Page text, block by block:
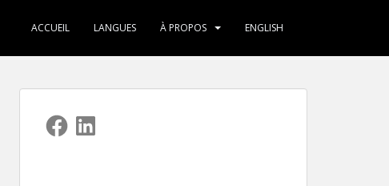
ACCUEIL LANGUES À PROPOS ENGLISH
Facebook
LinkedIn